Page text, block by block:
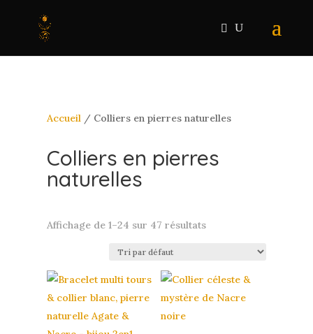
Accueil / Colliers en pierres naturelles
Colliers en pierres
naturelles
Affichage de 1–24 sur 47 résultats